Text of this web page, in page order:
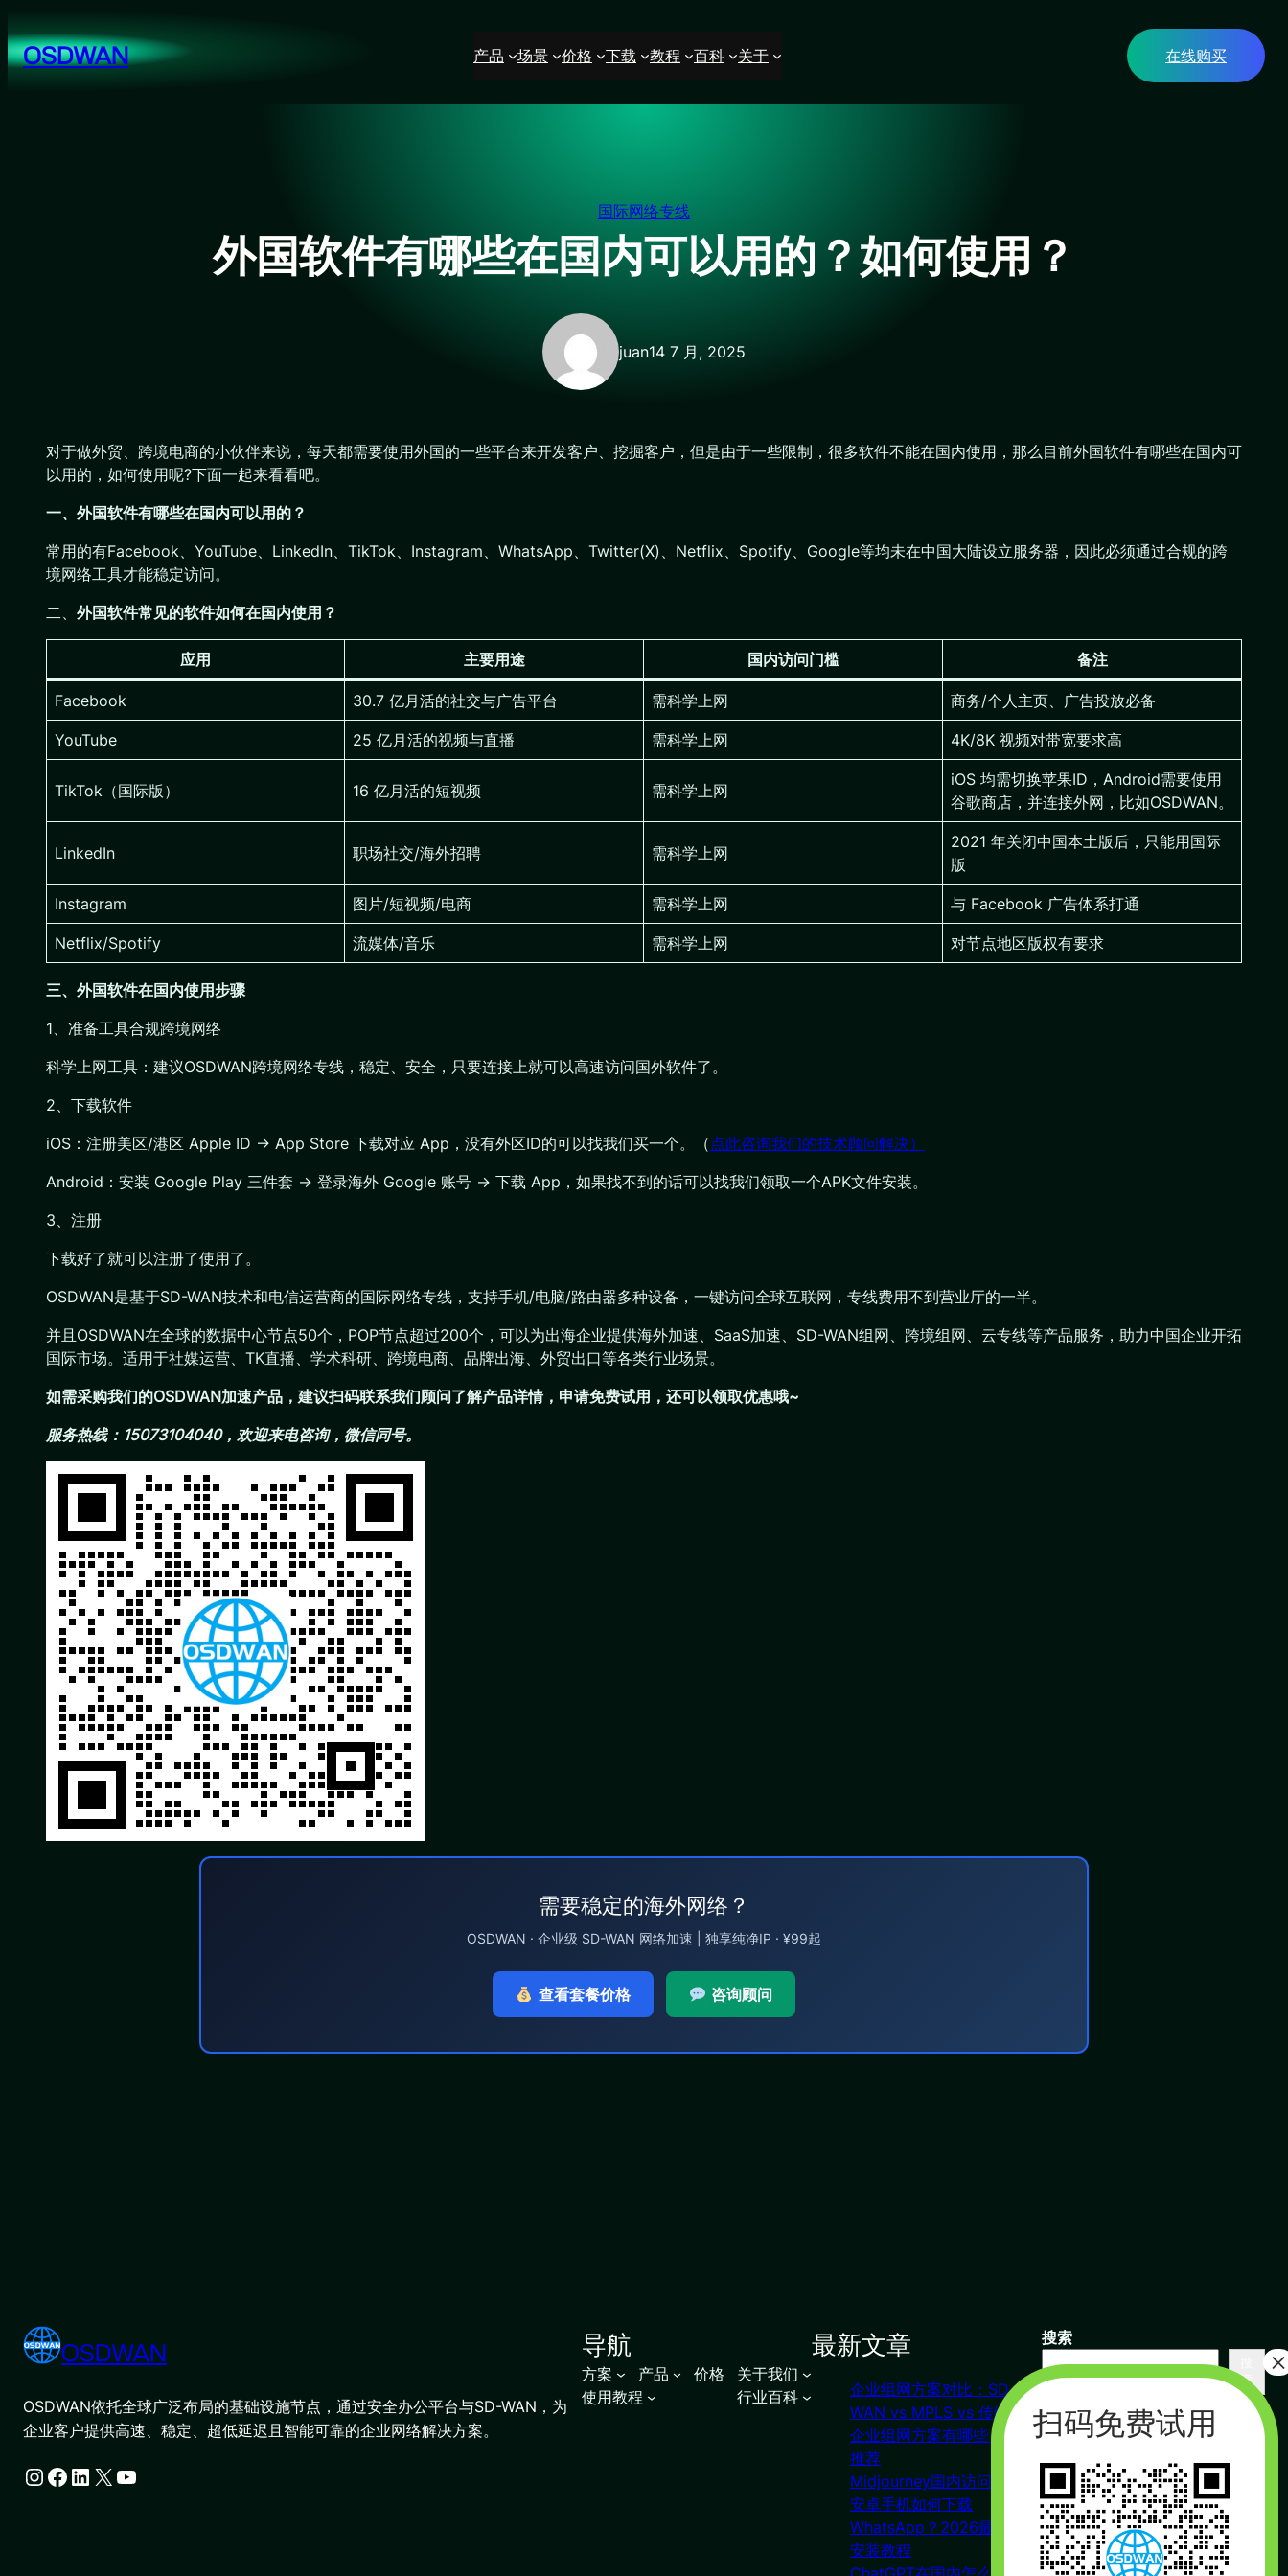
至
内OSDWAN 产品 场景 价格 下载 教程 百科 关于 在线购买
国际网络专线
外国软件有哪些在国内可以用的？如何使用？
juan14 7 月, 2025
对于做外贸、跨境电商的小伙伴来说，每天都需要使用外国的一些平台来开发客户、挖掘客户，但是由于一些限制，很多软件不能在国内使用，那么目前外国软件有哪些在国内可
以用的，如何使用呢?下面一起来看看吧。
一、外国软件有哪些在国内可以用的？
常用的有Facebook、YouTube、LinkedIn、TikTok、Instagram、WhatsApp、Twitter(X)、Netflix、Spotify、Google等均未在中国大陆设立服务器，因此必须通过合规的跨
境网络工具才能稳定访问。
二、 外国软件常见的软件如何在国内使用？
应用 主要用途 国内访问门槛 备注
Facebook 30.7 亿月活的社交与广告平台 需科学上网 商务/个人主页、广告投放必备
YouTube 25 亿月活的视频与直播 需科学上网 4K/8K 视频对带宽要求高
TikTok（国际版） 16 亿月活的短视频 需科学上网
iOS 均需切换苹果ID，Android需要使用
谷歌商店，并连接外网，比如OSDWAN。
LinkedIn 职场社交/海外招聘 需科学上网
2021 年关闭中国本土版后，只能用国际
版
Instagram 图片/短视频/电商 需科学上网 与 Facebook 广告体系打通
Netflix/Spotify 流媒体/音乐 需科学上网 对节点地区版权有要求
三、外国软件在国内使用步骤
1、准备工具合规跨境网络
科学上网工具：建议OSDWAN跨境网络专线，稳定、安全，只要连接上就可以高速访问国外软件了。
2、下载软件
iOS：注册美区/港区 Apple ID → App Store 下载对应 App，没有外区ID的可以找我们买一个。（ 点此咨询我们的技术顾问解决）
Android：安装 Google Play 三件套 → 登录海外 Google 账号 → 下载 App，如果找不到的话可以找我们领取一个APK文件安装。
3、注册
下载好了就可以注册了使用了。
OSDWAN是基于SD-WAN技术和电信运营商的国际网络专线，支持手机/电脑/路由器多种设备，一键访问全球互联网，专线费用不到营业厅的一半。
并且OSDWAN在全球的数据中心节点50个，POP节点超过200个，可以为出海企业提供海外加速、SaaS加速、SD-WAN组网、跨境组网、云专线等产品服务，助力中国企业开拓
国际市场。适用于社媒运营、TK直播、学术科研、跨境电商、品牌出海、外贸出口等各类行业场景。
如需采购我们的OSDWAN加速产品，建议扫码联系我们顾问了解产品详情，申请免费试用，还可以领取优惠哦~
服务热线：15073104040，欢迎来电咨询，微信同号。
需要稳定的海外网络？
OSDWAN · 企业级 SD-WAN 网络加速 | 独享纯净IP · ¥99起
查看套餐价格 咨询顾问
OSDWAN
OSDWAN依托全球广泛布局的基础设施节点，通过安全办公平台与SD-WAN，为
企业客户提供高速、稳定、超低延迟且智能可靠的企业网络解决方案。
Instagram Facebook LinkedIn X YouTube
导航
方案 产品 价格
关于我们
使用教程
行业百科
最新文章
企业组网方案对比：SD-
WAN vs MPLS vs 传统VPN
企业组网方案有哪些？对比
推荐
Midjourney国内访问教程
安卓手机如何下载
WhatsApp？2026最新下载
安装教程
搜索
索
联系我们
杭州（总部） 北京 长沙
广州
合作：17357178761（微信同
号）
周一到周五 : 9:00 – 21:00